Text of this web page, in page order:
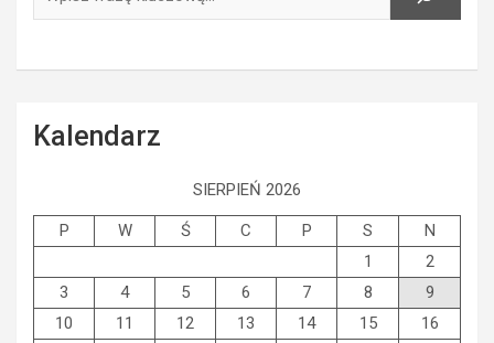
Kalendarz
SIERPIEŃ 2026
P W Ś C P S
N
1
2
3
4 5 6 7 8
9
10
11 12 13 14 15
16